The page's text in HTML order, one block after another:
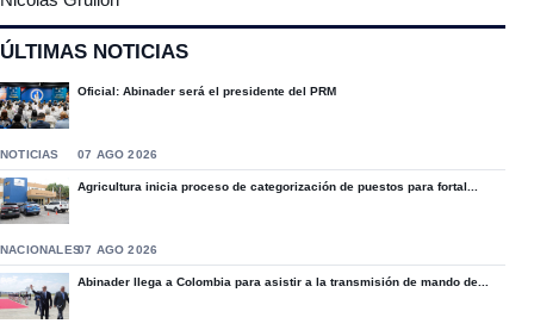
ÚLTIMAS NOTICIAS
Oficial: Abinader será el presidente del PRM
NOTICIAS 07 AGO 2026
Agricultura inicia proceso de categorización de puestos para fortal...
NACIONALES07 AGO 2026
Abinader llega a Colombia para asistir a la transmisión de mando de...